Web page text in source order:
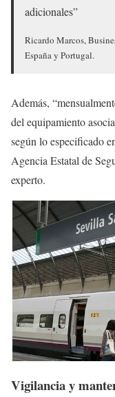
adicionales”
Ricardo Marcos,
España y Portugal.
Además,
del equipamiento
según lo especificado
Agencia Estatal de
experto.
Vigilancia y